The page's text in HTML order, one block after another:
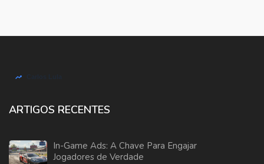
ARTIGOS RECENTES
In-Game Ads: A Chave Para Engajar
Jogadores de Verdade